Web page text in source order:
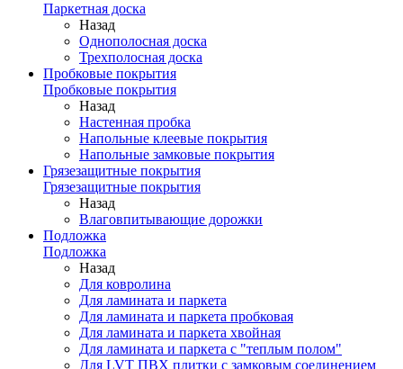
Паркетная доска
Назад
Однополосная доска
Трехполосная доска
Пробковые покрытия
Пробковые покрытия
Назад
Настенная пробка
Напольные клеевые покрытия
Напольные замковые покрытия
Грязезащитные покрытия
Грязезащитные покрытия
Назад
Влаговпитывающие дорожки
Подложка
Подложка
Назад
Для ковролина
Для ламината и паркета
Для ламината и паркета пробковая
Для ламината и паркета хвойная
Для ламината и паркета с "теплым полом"
Для LVT ПВХ плитки с замковым соединением